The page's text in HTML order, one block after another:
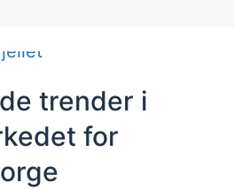
trender i
for